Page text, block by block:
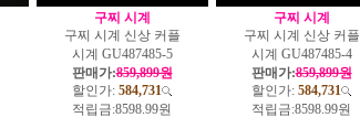
구찌 시계
구찌 시계 신상 커플
시계 GU487485-5
판매가:859,899원
할인가: 584,731
적립금:8598.99원
구찌 시계
구찌 시계 신상 커플
시계 GU487485-4
판매가:859,899원
할인가: 584,731
적립금:8598.99원